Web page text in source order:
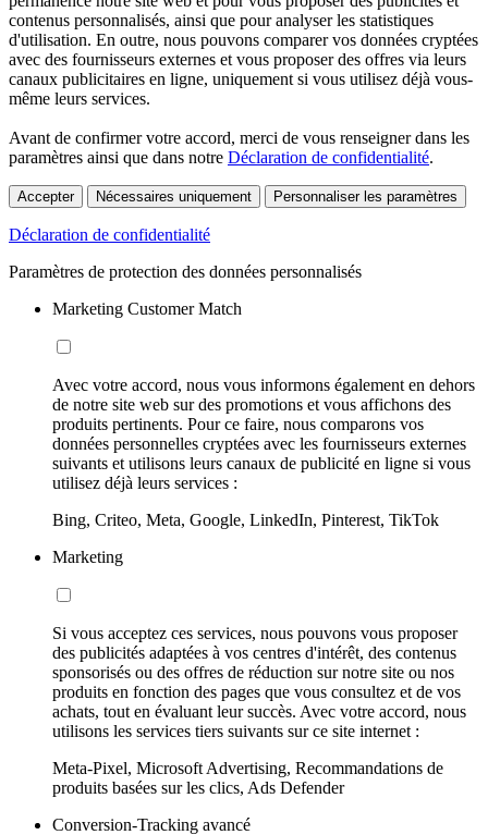
contenus personnalisés, ainsi que pour analyser les statistiques
d'utilisation. En outre, nous pouvons comparer vos données cryptées
avec des fournisseurs externes et vous proposer des offres via leurs
canaux publicitaires en ligne, uniquement si vous utilisez déjà vous-
même leurs services.
Avant de confirmer votre accord, merci de vous renseigner dans les
paramètres ainsi que dans notre Déclaration de confidentialité.
Accepter Nécessaires uniquement Personnaliser les paramètres
Déclaration de confidentialité
Paramètres de protection des données personnalisés
Marketing Customer Match
Avec votre accord, nous vous informons également en dehors
de notre site web sur des promotions et vous affichons des
produits pertinents. Pour ce faire, nous comparons vos
données personnelles cryptées avec les fournisseurs externes
suivants et utilisons leurs canaux de publicité en ligne si vous
utilisez déjà leurs services :
Bing, Criteo, Meta, Google, LinkedIn, Pinterest, TikTok
Marketing
Si vous acceptez ces services, nous pouvons vous proposer
des publicités adaptées à vos centres d'intérêt, des contenus
sponsorisés ou des offres de réduction sur notre site ou nos
produits en fonction des pages que vous consultez et de vos
achats, tout en évaluant leur succès. Avec votre accord, nous
utilisons les services tiers suivants sur ce site internet :
Meta-Pixel, Microsoft Advertising, Recommandations de
produits basées sur les clics, Ads Defender
Conversion-Tracking avancé